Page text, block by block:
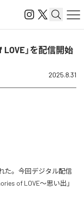
」を配信開始
2025.8.31
た。今回デジタル配信
of LOVE〜思い出」